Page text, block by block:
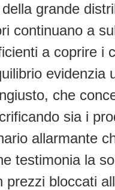
grande
continuano a
a coprire i
evidenzia
che
sia i
allarmante
testimonia la
prezzi bloccati